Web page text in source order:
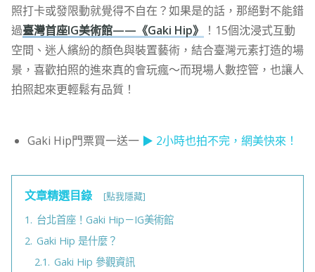
照打卡或發限動就覺得不自在？如果是的話，那絕對不能錯
過臺灣首座IG美術館——《Gaki Hip》
！15個沈浸式互動
空間、迷人繽紛的顏色與裝置藝術，結合臺灣元素打造的場
景，喜歡拍照的進來真的會玩瘋～而現場人數控管，也讓人
拍照起來更輕鬆有品質！
Gaki Hip門票買一送一 ▶ 2小時也拍不完，網美快來！
文章精選目錄 [點我隱藏]
1. 台北首座！Gaki Hip－IG美術館
2. Gaki Hip 是什麼？
2.1. Gaki Hip 參觀資訊